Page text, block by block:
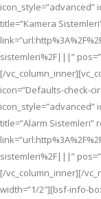
icon_style=”advanced”
title=”Kamera
sistemleri%2F|||”
[/
icon=”Defaults-check-
icon_style=”advanced”
title=”Alarm Sistemleri”
sistemleri%2F|||”
[/vc_column_inner][/
width=”1/2″][bsf-info-